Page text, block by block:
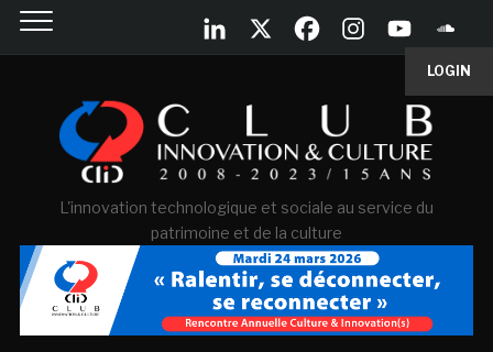
LOGIN
L'innovation technologique et sociale au service du
patrimoine et de la culture